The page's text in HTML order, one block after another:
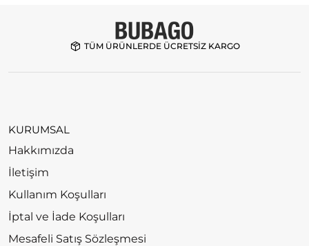
TÜM ÜRÜNLERDE ÜCRETSİZ KARGO
KURUMSAL
Hakkımızda
İletişim
Kullanım Koşulları
İptal ve İade Koşulları
Mesafeli Satış Sözleşmesi